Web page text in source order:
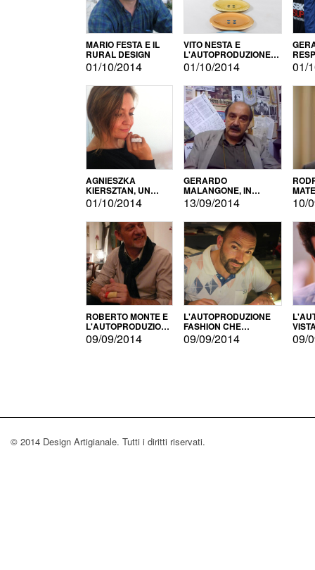
MARIO FESTA E IL
RURAL DESIGN
01/10/2014
VITO NESTA E
L'AUTOPRODUZIONE
COME RECUPERO DEI
SIMBOLI
01/10/2014 01/
AGNIESZKA
KIERSZTAN, UN
MODELLO DI
AUTOPRODUZIONE
01/10/2014
GERARDO
MALANGONE, IN
GIURIA PER IL
CONCORSO
LETTERARIO
13/09/2014 10/
ROBERTO MONTE E
L'AUTOPRODUZIONE
CON IL CENSIMENTO
09/09/2014
L'AUTOPRODUZIONE
FASHION CHE
CONQUISTA GLI USA
09/09/2014 09/
© 2014 Design Artigianale. Tutti i diritti riservati.